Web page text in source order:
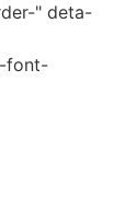
" deta-
font-